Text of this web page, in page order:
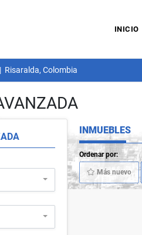
INICIO
| Risaralda, Colombia
INMUEBLES
Ordenar por:
Más nuevo